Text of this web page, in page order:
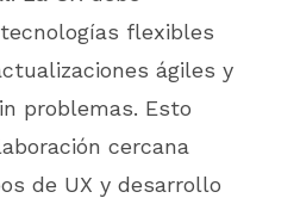
flexibles
ágiles y
problemas. Esto
cercana
de UX y desarrollo